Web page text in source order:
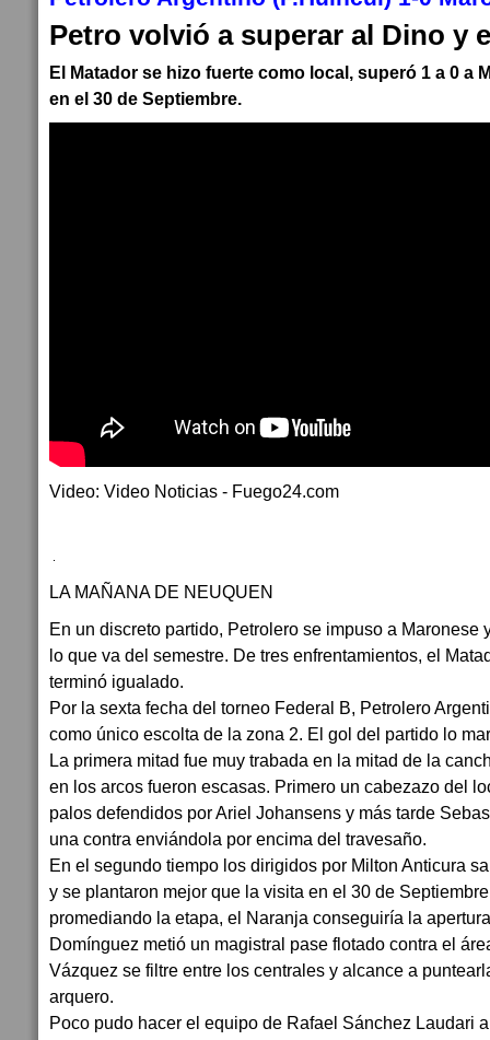
Petro volvió a superar al Dino y
El Matador se hizo fuerte como local, superó 1 a 0 a
en el 30 de Septiembre.
Video: Video Noticias - Fuego24.com
LA MAÑANA DE NEUQUEN
En un discreto partido, Petrolero se impuso a Maronese
lo que va del semestre. De tres enfrentamientos, el
terminó igualado.
Por la sexta fecha del torneo Federal B, Petrolero
como único escolta de la zona 2. El gol del partido lo
La primera mitad fue muy trabada en la mitad de la
en los arcos fueron escasas. Primero un cabezazo del
palos defendidos por Ariel Johansens y más tarde
una contra enviándola por encima del travesaño.
En el segundo tiempo los dirigidos por Milton Anticura
y se plantaron mejor que la visita en el 30 de
promediando la etapa, el Naranja conseguiría la
Domínguez metió un magistral pase flotado contra el
Vázquez se filtre entre los centrales y alcance a
arquero.
Poco pudo hacer el equipo de Rafael Sánchez Laudari